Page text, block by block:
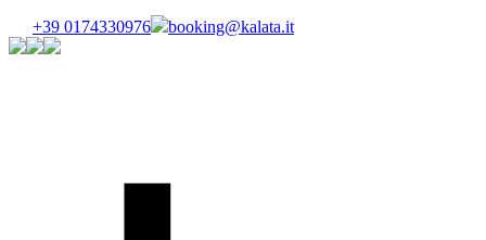
+39 0174330976 booking@kalata.it